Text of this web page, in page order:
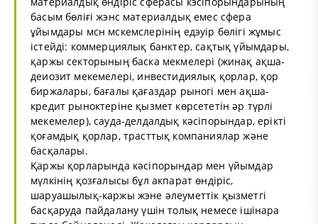
басым бөліғі жэнс материалдық емес сфера
ұйымдары мсн мскемслерінің едэуір бөлігі жұмыс
істейді: коммерциялық банктер, сақтық үйымдары,
қаржы секторының баска мекмелері (жинақ ақша-
деиозит мекемелері, инвестидиялық қорлар, қор
биржалары, бағалы қағаздар рыногі мен ақша-
кредит рыноктеріне қызмет көрсететін әр түрлі
мекемелер), сауда-делдалдық кәсіпорындар, ерікті
қоғамдық қорлар, трасттық компаниялар және
басқалары.
Қаржы қорларында кәсіпорындар мен үйымдар
мүлкінің қозғалысы бұл акпарат өндіріс,
шаруашылық-каржы жэне әлеуметтік қызметгі
басқаруда пайдалану үшін толық немесе ішінара